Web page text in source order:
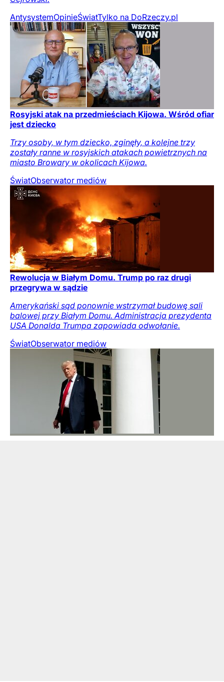
AntysystemOpinieŚwiatTylko na DoRzeczy.pl
Rosyjski atak na przedmieściach Kijowa. Wśród ofiar
jest dziecko
Trzy osoby, w tym dziecko, zginęły, a kolejne trzy
zostały ranne w rosyjskich atakach powietrznych na
miasto Browary w okolicach Kijowa.
ŚwiatObserwator mediów
Rewolucja w Białym Domu. Trump po raz drugi
przegrywa w sądzie
Amerykański sąd ponownie wstrzymał budowę sali
balowej przy Białym Domu. Administracja prezydenta
USA Donalda Trumpa zapowiada odwołanie.
ŚwiatObserwator mediów